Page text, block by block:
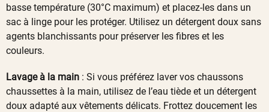
basse température (30°C maximum) et placez-les dans un
sac à linge pour les protéger. Utilisez un détergent doux sans
agents blanchissants pour préserver les fibres et les
couleurs.
Lavage à la main : Si vous préférez laver vos chaussons
chaussettes à la main, utilisez de l’eau tiède et un détergent
doux adapté aux vêtements délicats. Frottez doucement les